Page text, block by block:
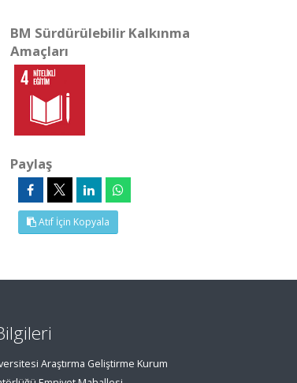
BM Sürdürülebilir Kalkınma
Amaçları
Paylaş
Atıf İçin Kopyala
Araştırma Geliştirme Kurum